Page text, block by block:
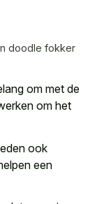
doodle fokker
om met de
om het
ook
een